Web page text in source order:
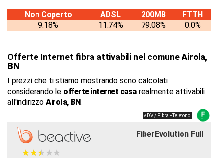
Non Coperto ADSL 200MB
FTTH
9.18%
11.74% 79.08% 0.0%
Offerte Internet fibra attivabili nel comuneAirola,
BN
I prezzi che ti stiamo mostrando sono calcolati
considerando le offerte internet casarealmente attivabili
all'indirizzo Airola, BN.
ADV / Fibra +Telefono
FiberEvolution Full
★★★★★
★★★★★